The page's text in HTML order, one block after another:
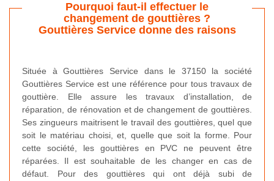
Pourquoi faut-il effectuer le
changement de gouttières ?
Gouttières Service donne des raisons
Située à Gouttières Service dans le 37150 la société
Gouttières Service est une référence pour tous travaux de
gouttière. Elle assure les travaux d’installation, de
réparation, de rénovation et de changement de gouttières.
Ses zingueurs maitrisent le travail des gouttières, quel que
soit le matériau choisi, et, quelle que soit la forme. Pour
cette société, les gouttières en PVC ne peuvent être
réparées. Il est souhaitable de les changer en cas de
défaut. Pour des gouttières qui ont déjà subi de